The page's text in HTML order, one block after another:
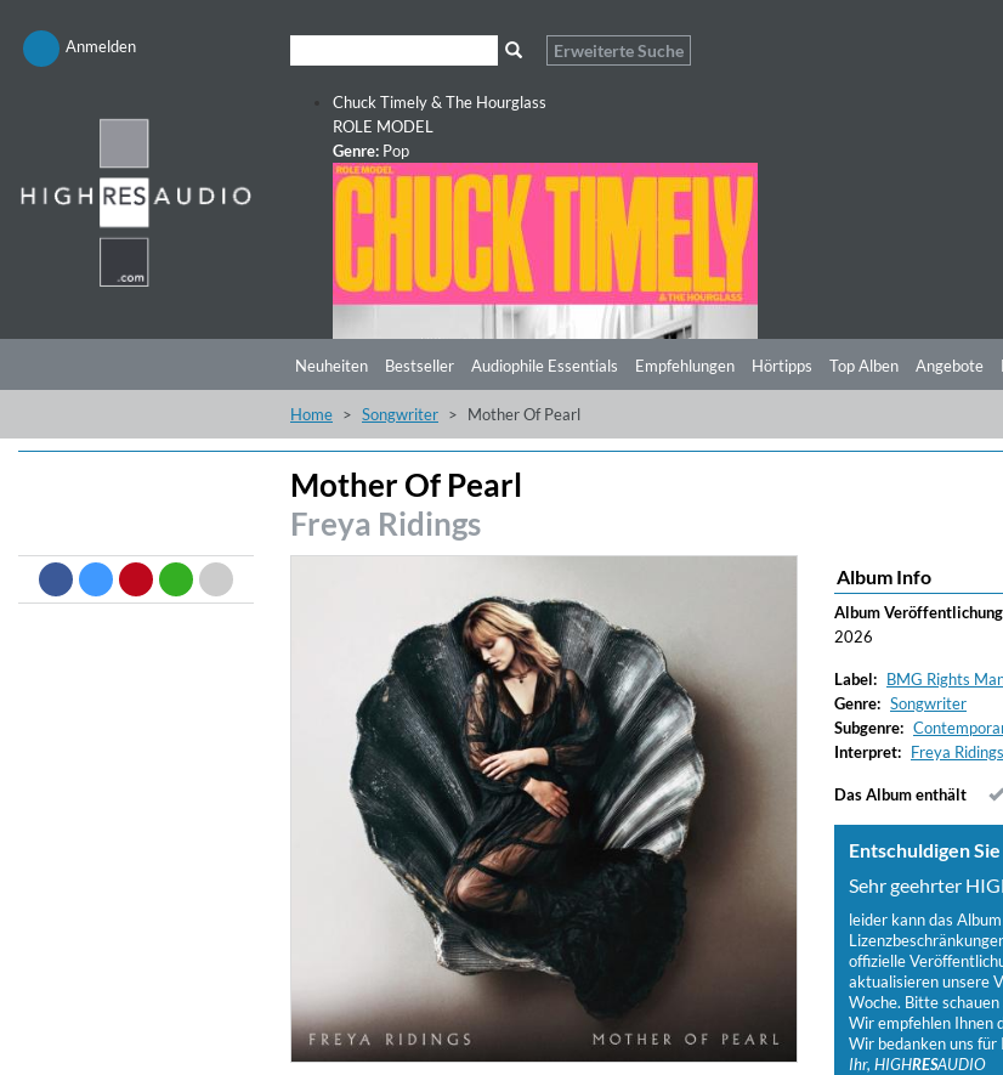
Anmelden Erweiterte Suche
Chuck Timely & The Hourglass
ROLE MODEL
Genre: Pop
Thomas Lemmer
Electronic
Neuheiten Bestseller Audiophile Essentials Empfehlungen Hörtipps Top Alben Angebote
Home Songwriter Mother Of Pearl
Mother Of Pearl
Freya Ridings
Album Info
Album
2026
Label: BMG Rights
Genre: Songwriter
Subgenre:
Interpret: Freya Ridings
Das Album enthält
Entschuldigen
Sehr geehrter
leider kann das
offizielle
aktualisieren unsere
Woche. Bitte
Wir empfehlen Ihnen
Wir bedanken uns für
Ihr, HIGHRESAUDIO